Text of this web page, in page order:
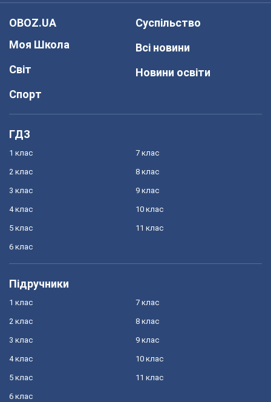
OBOZ.UA
Моя Школа
Світ
Спорт
Суспільство
Всі новини
Новини освіти
ГДЗ
1 клас
2 клас
3 клас
4 клас
5 клас
6 клас
7 клас
8 клас
9 клас
10 клас
11 клас
Підручники
1 клас
2 клас
3 клас
4 клас
5 клас
6 клас
7 клас
8 клас
9 клас
10 клас
11 клас